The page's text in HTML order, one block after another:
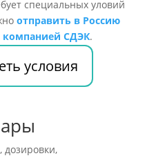
специальных уловий
отправить в Россию
компанией СДЭК.
условия